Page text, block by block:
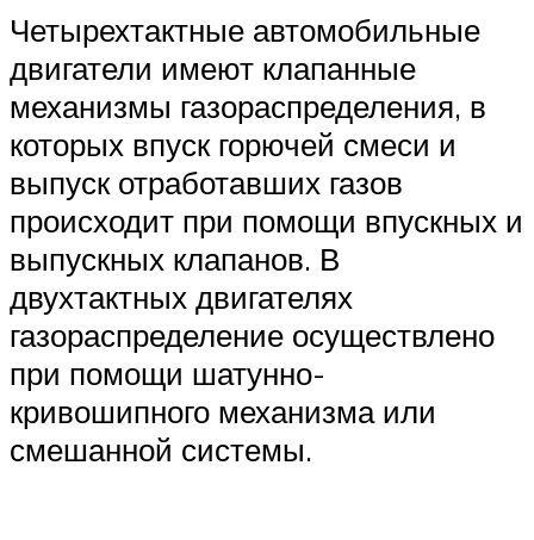
Четырехтактные автомобильные
двигатели имеют клапанные
механизмы газораспределения, в
которых впуск горючей смеси и
выпуск отработавших газов
происходит при помощи впускных и
выпускных клапанов. В
двухтактных двигателях
газораспределение осуществлено
при помощи шатунно-
кривошипного механизма или
смешанной системы.